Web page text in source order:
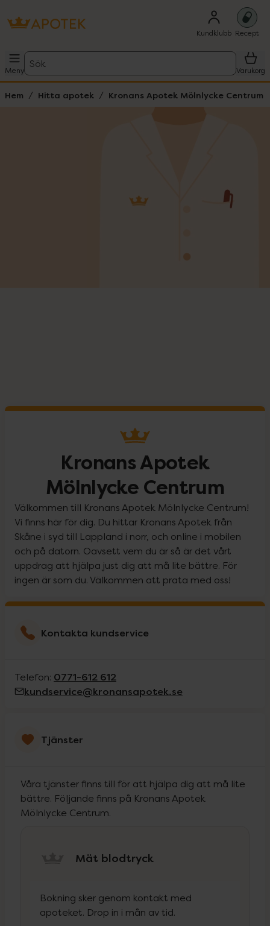
Kundklubb Recept
Meny
Sök
Varukorg
Hem Hitta apotek Kronans Apotek Mölnlycke Centrum
Kronans Apotek
Mölnlycke Centrum
Välkommen till Kronans Apotek Mölnlycke Centrum!
Vi finns här för dig. Du hittar Kronans Apotek från
Skåne i syd till Lappland i norr, och online i mobilen
och på datorn. Oavsett vem du är så är det vårt
uppdrag att hjälpa just dig att må lite bättre. För
ingen är som du. Välkommen att prata med oss!
Kontakta kundservice
Telefon: 0771-612 612
kundservice@kronansapotek.se
Tjänster
Våra tjänster finns till för att hjälpa dig att må lite
bättre. Följande finns på Kronans Apotek
Mölnlycke Centrum.
Mät blodtryck
Bokning sker genom kontakt med
apoteket. Drop in i mån av tid.